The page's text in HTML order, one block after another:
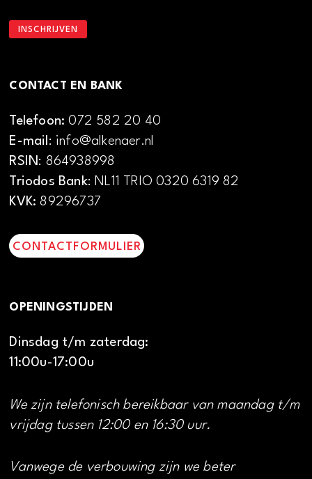
CONTACT EN BANK
Telefoon:072 582 20 40
E-mail : info@alkenaer.nl
RSIN : 864938998
Triodos Bank: NL11 TRIO 0320 6319 82
KVK: 89296737
CONTACTFORMULIER
OPENINGSTIJDEN
Dinsdag t/m zaterdag:
11:00u-17:00u
We zijn telefonisch bereikbaar van maandag t/m
vrijdag tussen 12:00 en 16:30 uur.
Vanwege de verbouwing zijn we beter